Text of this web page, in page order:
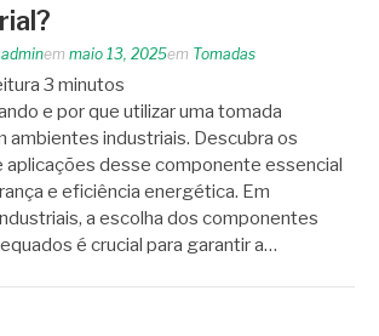
adminem maio 13, 2025em Tomadas
3 minutos
e por que utilizar uma tomada
ambientes industriais. Descubra os
aplicações desse componente essencial
e eficiência energética. Em
a escolha dos componentes
é crucial para garantir a…